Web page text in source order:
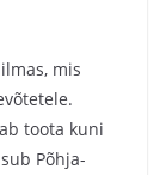
mis
toota kuni
Põhja-